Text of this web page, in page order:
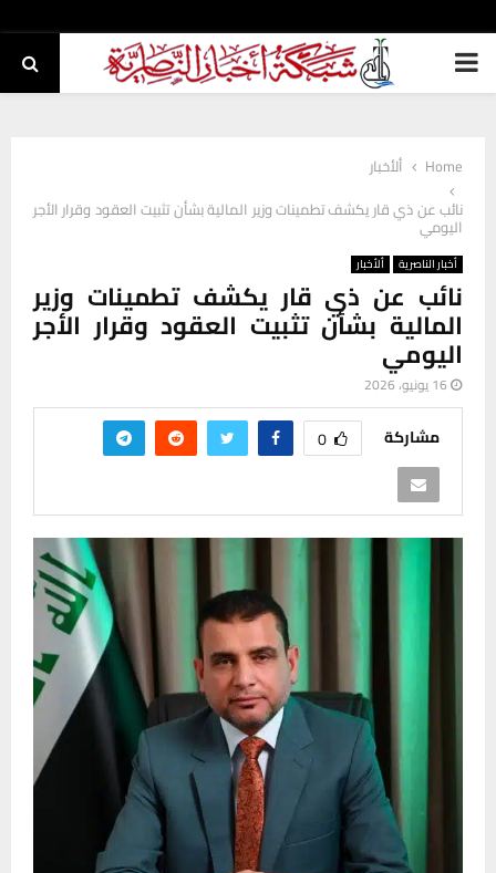
PRIMARY
Home
ألأخبار
نائب عن ذي قار يكشف تطمينات وزير المالية بشأن تثبيت العقود وقرار الأجر
اليومي
أخبار الناصرية ألأخبار
نائب عن ذي قار يكشف تطمينات وزير
المالية بشأن تثبيت العقود وقرار الأجر
اليومي
16 يونيو، 2026
مشاركة 0